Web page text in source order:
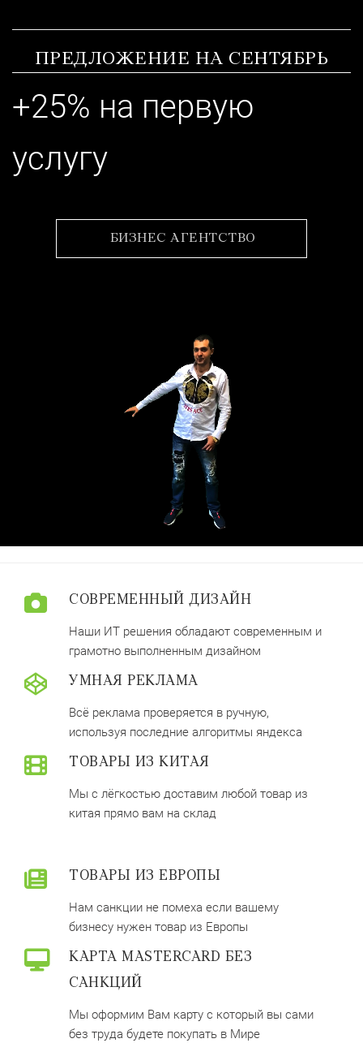
ПРЕДЛОЖЕНИЕ НА СЕНТЯБРЬ
+25% на первую
услугу
БИЗНЕС АГЕНТСТВО
СОВРЕМЕННЫЙ ДИЗАЙН
Наши ИТ решения обладают современным и
грамотно выполненным дизайном
УМНАЯ РЕКЛАМА
Всё реклама проверяется в ручную,
используя последние алгоритмы яндекса
ТОВАРЫ ИЗ КИТАЯ
Мы с лёгкостью доставим любой товар из
китая прямо вам на склад
ТОВАРЫ ИЗ ЕВРОПЫ
Нам санкции не помеха если вашему
бизнесу нужен товар из Европы
КАРТА MASTERCARD БЕЗ
САНКЦИЙ
Мы оформим Вам карту с который вы сами
без труда будете покупать в Мире